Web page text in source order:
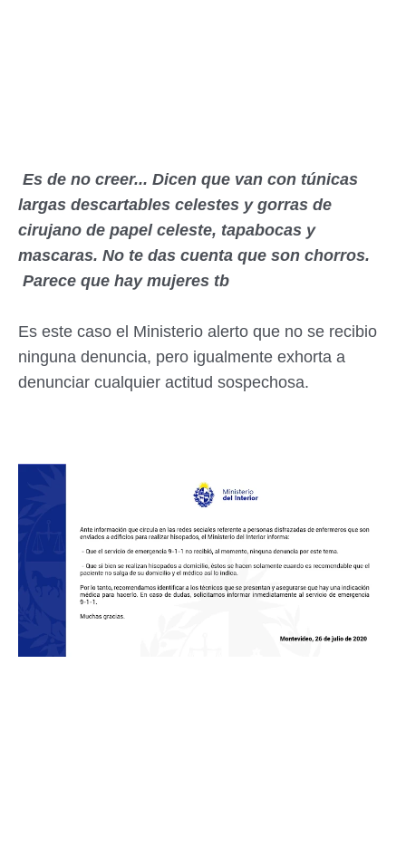
Es de no creer... Dicen que van con túnicas
largas descartables celestes y gorras de
cirujano de papel celeste, tapabocas y
mascaras. No te das cuenta que son chorros.
Parece que hay mujeres tb
Es este caso el Ministerio alerto que no se recibio
ninguna denuncia, pero igualmente exhorta a
denunciar cualquier actitud sospechosa.